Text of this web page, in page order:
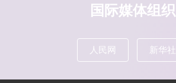
国际媒体组织
人民网 新华社